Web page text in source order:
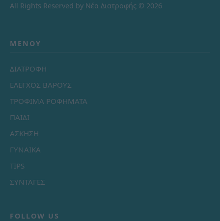
All Rights Reserved by Νέα Διατροφής © 2026
ΜΕΝΟΎ
ΔΙΑΤΡΟΦΗ
ΕΛΕΓΧΟΣ ΒΑΡΟΥΣ
ΤΡΟΦΙΜΑ ΡΟΦΗΜΑΤΑ
ΠΑΙΔΙ
ΑΣΚΗΣΗ
ΓΥΝΑΙΚΑ
TIPS
ΣΥΝΤΑΓΕΣ
FOLLOW US